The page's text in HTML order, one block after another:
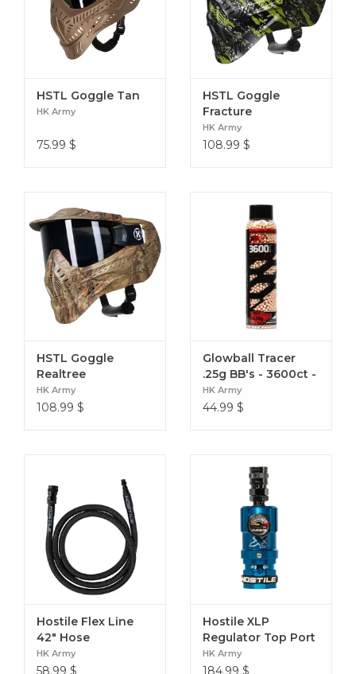
HSTL Goggle Tan
HK Army
75.99 $
HSTL Goggle
Fracture
Black/Olive
HK Army
108.99 $
HSTL Goggle
Realtree
HK Army
108.99 $
Glowball Tracer
.25g BB's - 3600ct -
Red
HK Army
44.99 $
Hostile Flex Line
42" Hose
HK Army
58.99 $
Hostile XLP
Regulator Top Port
Quick-Disconnect
HK Army
184.99 $